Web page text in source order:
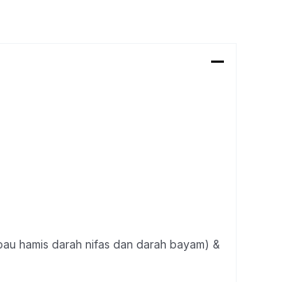
hamis darah nifas dan darah bayam) &